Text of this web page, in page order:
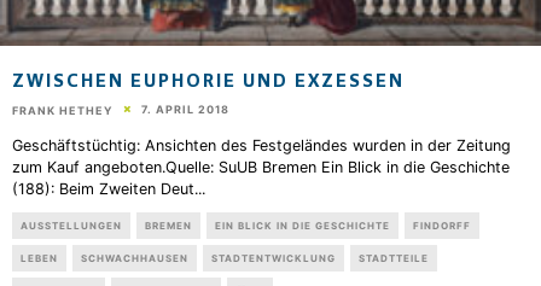
ZWISCHEN EUPHORIE UND EXZESSEN
FRANK HETHEY 7. APRIL 2018
Geschäftstüchtig: Ansichten des Festgeländes wurden in der Zeitung
zum Kauf angeboten.Quelle: SuUB Bremen Ein Blick in die Geschichte
(188): Beim Zweiten Deut...
AUSSTELLUNGEN BREMEN EIN BLICK IN DIE GESCHICHTE FINDORFF
LEBEN SCHWACHHAUSEN STADTENTWICKLUNG STADTTEILE